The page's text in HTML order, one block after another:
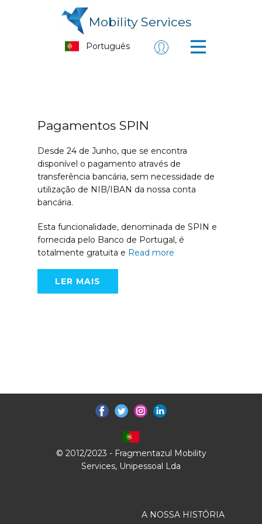
Mobility Services
Pagamentos SPIN
Desde 24 de Junho, que se encontra
disponível o pagamento através de
transferência bancária, sem necessidade de
utilização de NIB/IBAN da nossa conta
bancária.
Esta funcionalidade, denominada de SPIN e
fornecida pelo Banco de Portugal, é
totalmente gratuita e Read more
LER MAIS
© 2012/2023 - Fragmentazul Mobility
Services, Unipessoal Lda
A NOSSA HISTÓRIA